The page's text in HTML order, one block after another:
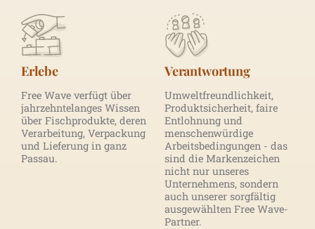
Erlebe
Free Wave verfügt über
jahrzehntelanges Wissen
über Fischprodukte, deren
Verarbeitung, Verpackung
und Lieferung in ganz
Passau.
Verantwortung
Umweltfreundlichkeit,
Produktsicherheit, faire
Entlohnung und
menschenwürdige
Arbeitsbedingungen - das
sind die Markenzeichen
nicht nur unseres
Unternehmens, sondern
auch unserer sorgfältig
ausgewählten Free Wave-
Partner.